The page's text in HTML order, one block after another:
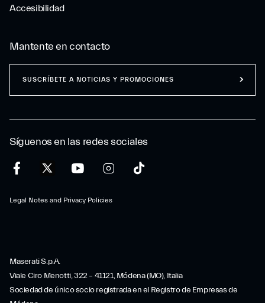
Accesibilidad
Síguenos en las redes sociales
Legal Notes and Privacy Policies
Mantente en contacto
SUSCRÍBETE A NOTICIAS Y PROMOCIONES
Maserati S.p.A.
Viale Ciro Menotti, 322 – 41121, Módena (MO), Italia
Sociedad de único socio registrada en el Registro de Empresas de